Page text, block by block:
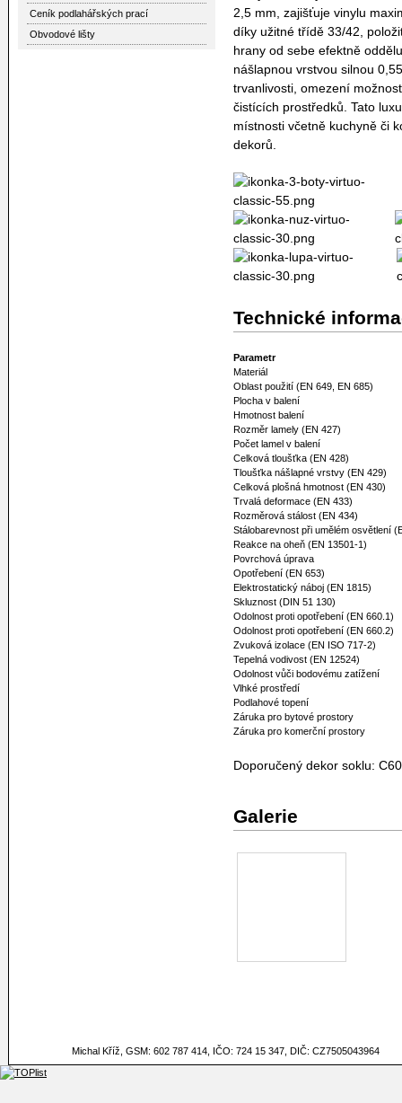
Ceník podlahářských prací
Obvodové lišty
2,5 mm, zajišťuje vinylu
díky užitné třídě 33/42,
hrany od sebe efektně
nášlapnou vrstvou silnou
trvanlivosti, omezení
čistících prostředků. Tato
místnosti včetně kuchyně či
dekorů.
Technické
Parametr
Materiál
Oblast použití (EN 649, EN 685)
Plocha v balení
Hmotnost balení
Rozměr lamely (EN 427)
Počet lamel v balení
Celková tloušťka (EN 428)
Tloušťka nášlapné vrstvy (EN 429)
Celková plošná hmotnost (EN 430)
Trvalá deformace (EN 433)
Rozměrová stálost (EN 434)
Stálobarevnost při umělém osvětlení
Reakce na oheň (EN 13501-1)
Povrchová úprava
Opotřebení (EN 653)
Elektrostatický náboj (EN 1815)
Skluznost (DIN 51 130)
Odolnost proti opotřebení (EN 660.1)
Odolnost proti opotřebení (EN 660.2)
Zvuková izolace (EN ISO 717-2)
Tepelná vodivost (EN 12524)
Odolnost vůči bodovému zatížení
Vlhké prostředí
Podlahové topení
Záruka pro bytové prostory
Záruka pro komerční prostory
Doporučený dekor soklu:
Galerie
Michal Kříž, GSM: 602 787 414, IČO: 724 15 347, DIČ: CZ7505043964